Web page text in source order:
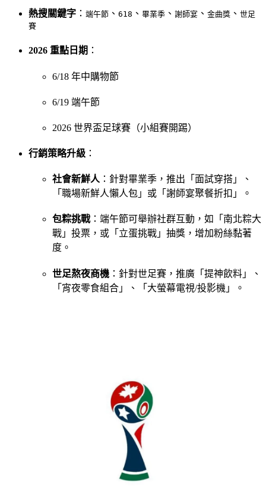
熱搜關鍵字 ： 端午節 、 618 、 畢業季 、 謝師宴 、 金曲獎 、 世足
賽
2026 重點日期 ：
6/18 年中購物節
6/19 端午節
2026 世界盃足球賽（小組賽開踢）
行銷策略升級 ：
社會新鮮人 ：針對畢業季，推出「面試穿搭」、
「職場新鮮人懶人包」或「謝師宴聚餐折扣」。
包粽挑戰：端午節可舉辦社群互動，如「南北粽大
戰」投票，或「立蛋挑戰」抽獎，增加粉絲黏著
度。
世足熬夜商機 ：針對世足賽，推廣「提神飲料」、
「宵夜零食組合」、「大螢幕電視/投影機」。